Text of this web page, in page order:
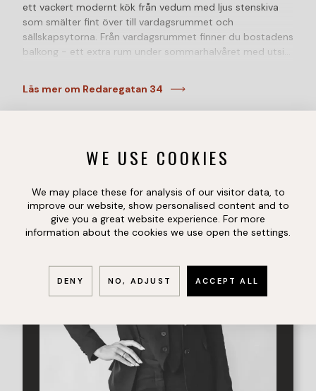
ett vackert modernt kök från vedum med ljus stenskiva
som smälter fint över till vardagsrummet och
sällskapsytorna. Från vardagsrummet finner du bostadens
balkong - ett extra rum under sommarhalvåret med utsikt
och tvätt/torktumlare från siemens.
medlemmarna. Utöver det vanliga erbjuder föreningen två
garage och cykelförvaring i källaren. Dessutom har du fri
tillgång till föreningens mysiga innergård med
gasolvärmare och grillar.
Läs mer om Redaregatan 34
WE USE COOKIES
We may place these for analysis of our visitor data, to
improve our website, show personalised content and to
give you a great website experience. For more
information about the cookies we use open the settings.
DENY NO, ADJUST ACCEPT ALL